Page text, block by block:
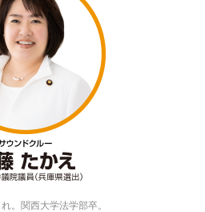
。関西大学法学部卒。